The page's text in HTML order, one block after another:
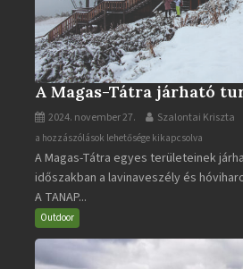
A Magas-Tátra járható
2024. november 27. Szalontai Kriszta
A
Magas-
Tátra
járható
turistaútjai
a hozzászólások lehetősége kikapcsolva
A Magas-Tátra egyes területeinek
időszakban a lavinaveszély és
A TANAP...
Outdoor